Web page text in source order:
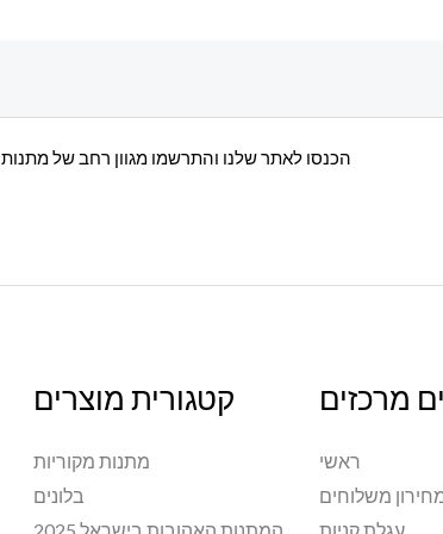
הכנסו לאתר שלנו והתרשמו מגוון רחב של מתנות
מרכזים
ראשי
משלוחים
קטגורית מוצרים
מתנות מקוריות
בלונים